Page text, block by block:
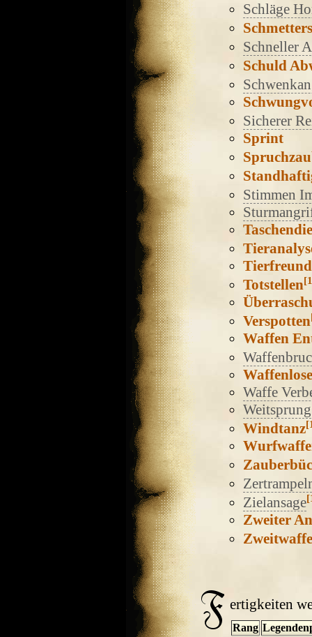
Schläge
Schneller
Schuld
Sicherer
Sprint
Stimmen
Totstellen
Verspotten
Waffen
Waffe
Weitsprung
Windtanz
Zielansage
Zweiter
Zweitwaffe
ertigkeiten
Rang